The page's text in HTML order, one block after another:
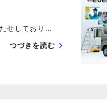
せしており…
つづきを読む